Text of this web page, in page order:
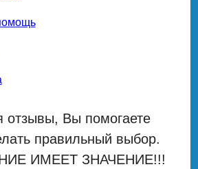
отзывы, Вы помогаете
правильный выбор.
ИМЕЕТ ЗНАЧЕНИЕ!!!